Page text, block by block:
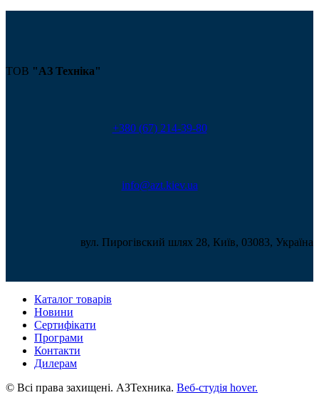
ТОВ "АЗ Техніка"
+380 (67) 214-39-80
info@azt.kiev.ua
вул. Пирогівский шлях 28, Київ, 03083, Україна
Каталог товарів
Новини
Сертифікати
Програми
Контакти
Дилерам
© Всі права захищені. АЗТехника. Веб-студія hover.